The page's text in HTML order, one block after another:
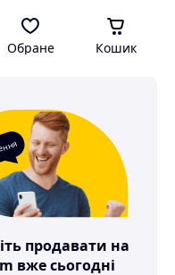
Обране Кошик
продавати на
вже сьогодні